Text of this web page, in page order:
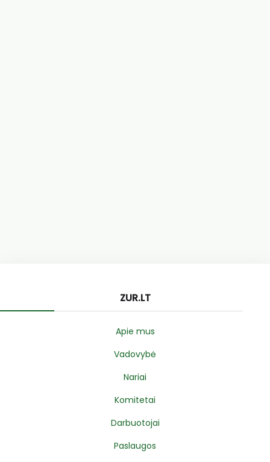
ZUR.LT
Apie mus
Vadovybė
Nariai
Komitetai
Darbuotojai
Paslaugos